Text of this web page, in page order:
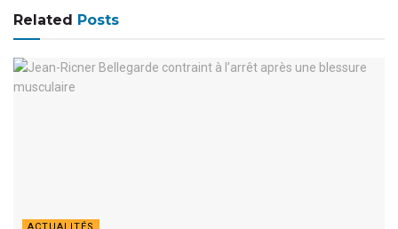
Related Posts